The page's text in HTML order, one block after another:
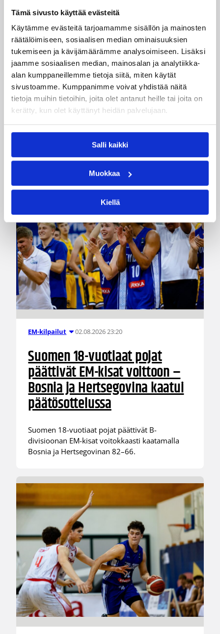
Tämä sivusto käyttää evästeitä
Käytämme evästeitä tarjoamamme sisällön ja mainosten
räätälöimiseen, sosiaalisen median ominaisuuksien
tukemiseen ja kävijämäärämme analysoimiseen. Lisäksi
jaamme sosiaalisen median, mainosalan ja analytiikka-
alan kumppaneillemme tietoja siitä, miten käytät
sivustoamme. Kumppanimme voivat yhdistää näitä
tietoja muihin tietoihin, joita olet antanut heille tai joita on
kerätty, kun olet käyttänyt heidän palvelujaan.
Salli kaikki
Muokkaa
Kiellä
Juho Lehtoranta
Jukka Toijala
Roope Ahonen
Kategoriat
Maajoukkue MU18
EM-kilpailut 02.08.2026 23:20
Suomen 18-vuotiaat pojat
päättivät EM-kisat voittoon –
Bosnia ja Hertsegovina kaatui
päätösottelussa
Suomen 18-vuotiaat pojat päättivät B-
divisioonan EM-kisat voitokkaasti kaatamalla
Bosnia ja Hertsegovinan 82–66.